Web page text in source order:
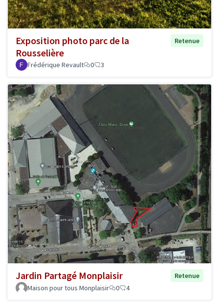
Exposition photo parc de la
Rousselière
Retenue
Frédérique Revault 0 3
Jardin Partagé Monplaisir
Retenue
Maison pour tous Monplaisir
0 4